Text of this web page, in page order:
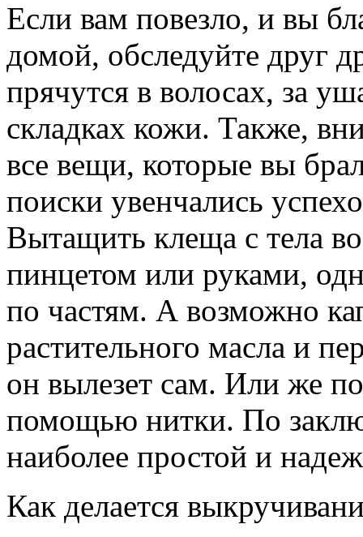
Если вам повезло, и вы
домой, обследуйте друг
прячутся в волосах, за
складках кожи. Также,
все вещи, которые вы
поиски увенчались
Вытащить клеща с тела
пинцетом или руками,
по частям. А возможно
растительного масла и
он вылезет сам. Или же
помощью нитки. По
наиболее простой и
Как делается